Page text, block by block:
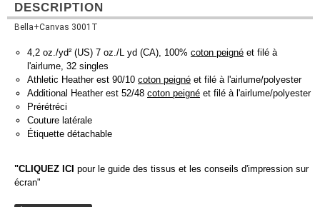
DESCRIPTION
Bella+Canvas 3001T
4,2 oz./yd² (US) 7 oz./L yd (CA), 100% coton peigné et filé à
l'airlume, 32 singles
Athletic Heather est 90/10 coton peigné et filé à l'airlume/polyester
Additional Heather est 52/48 coton peigné et filé à l'airlume/polyester
Prérétréci
Couture latérale
Étiquette détachable
"CLIQUEZ ICI pour le guide des tissus et les conseils d'impression sur
écran"